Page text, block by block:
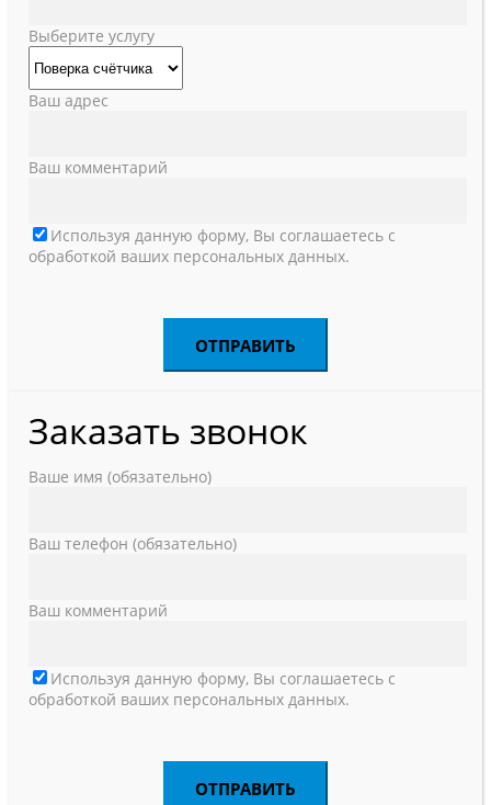
Выберите услугу
Ваш адрес
Ваш комментарий
Используя данную форму, Вы соглашаетесь с
обработкой ваших персональных данных.
Заказать звонок
Ваше имя (обязательно)
Ваш телефон (обязательно)
Ваш комментарий
Используя данную форму, Вы соглашаетесь с
обработкой ваших персональных данных.